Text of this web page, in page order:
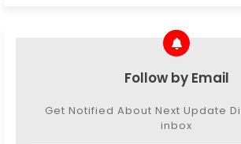
Follow by Email
Get Notified About Next Update
inbox